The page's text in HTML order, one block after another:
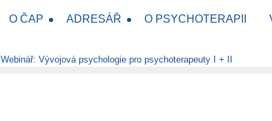
O ČAP ADRESÁŘ O PSYCHOTERAPII
Webinář: Vývojová psychologie pro psychoterapeuty I + II